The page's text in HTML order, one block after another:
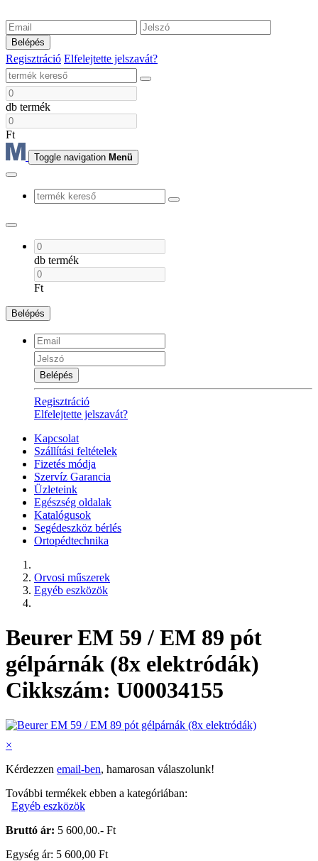
Belépés
Regisztráció Elfelejtette jelszavát?
db termék
Ft
Toggle navigation Menü
db termék
Ft
Belépés
Belépés
Regisztráció
Elfelejtette jelszavát?
Kapcsolat
Szállítási feltételek
Fizetés módja
Szervíz Garancia
Üzleteink
Egészség oldalak
Katalógusok
Segédeszköz bérlés
Ortopédtechnika
Orvosi műszerek
Egyéb eszközök
Beurer EM 59 / EM 89 pót
gélpárnák (8x elektródák)
Cikkszám: U00034155
×
Kérdezzen email-ben, hamarosan válaszolunk!
További termékek ebben a kategóriában:
Egyéb eszközök
Bruttó ár: 5 600,00.- Ft
Egység ár: 5 600,00 Ft